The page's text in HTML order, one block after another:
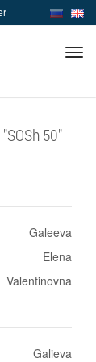
50"
Galeeva
Elena
Valentinovna
Galieva